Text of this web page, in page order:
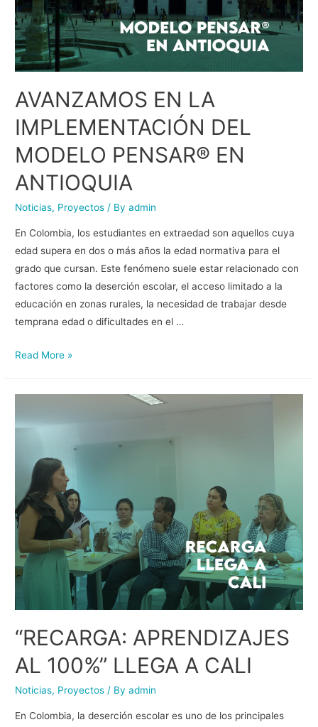
AVANZAMOS EN LA
IMPLEMENTACIÓN DEL
MODELO PENSAR® EN
ANTIOQUIA
Noticias, Proyectos / Byadmin
En Colombia, los estudiantes en extraedad son aquellos cuya
edad supera en dos o más años la edad normativa para el
grado que cursan. Este fenómeno suele estar relacionado con
factores como la deserción escolar, el acceso limitado a la
educación en zonas rurales, la necesidad de trabajar desde
temprana edad o dificultades en el …
Read More »
“RECARGA: APRENDIZAJES
AL 100%” LLEGA A CALI
Noticias, Proyectos / Byadmin
En Colombia, la deserción escolar es uno de los principales